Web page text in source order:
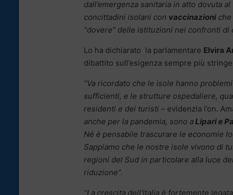
dall’emergenza sanitaria in atto dovuta
concittadini isolani con vaccinazioni
“dovere” delle istituzioni nei confronti di
Lo ha dichiarato la parlamentare Elvira
dibattito sull’esigenza sempre più
“Va ricordato che le isole hanno
sufficienti, e le strutture ospedaliere,
residenti e dei turisti – evidenzia l’on.
anche per la pandemia, sono aLipari e
Né è pensabile trascurare le economie
Sappiamo che le nostre isole vivono di
regioni del Sud in particolare alla luce
riduzione”.
“La crescita dell’Italia è fortemente